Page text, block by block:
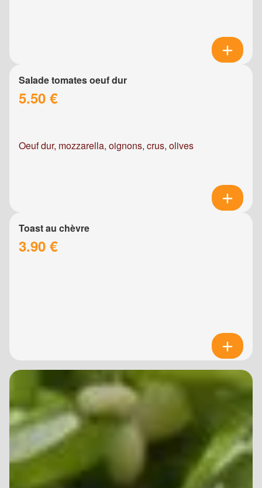
Salade tomates oeuf dur
5.50 €
Oeuf dur, mozzarella, oignons, crus, olives
Toast au chèvre
3.90 €